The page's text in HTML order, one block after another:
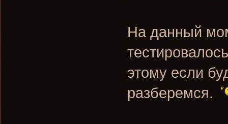
На данный
этому если
разберемся.